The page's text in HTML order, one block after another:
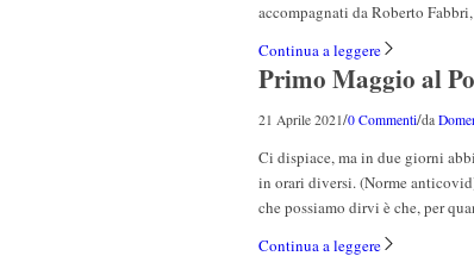
accompagnati da Roberto
Continua a leggere
Primo Maggio al
21 Aprile 2021/0 Commenti/da
Ci dispiace, ma in due giorni
in orari diversi. (Norme
che possiamo dirvi è che, per
Continua a leggere